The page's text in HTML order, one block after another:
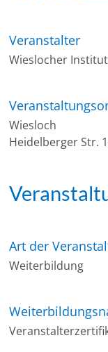
Veranstalter
Wieslocher
Wiesloch
Heidelberger Str.
Art der
Weiterbildung